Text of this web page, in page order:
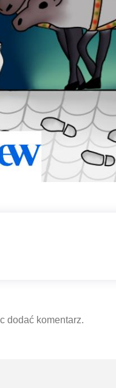
dodać komentarz.